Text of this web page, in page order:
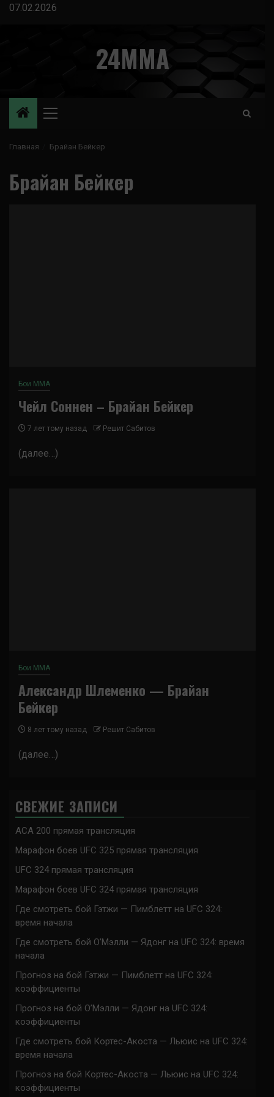
Перейти
07.02.2026
24MMA
Основное
Главная Брайан Бейкер
Брайан Бейкер
Бои ММА
Чейл Соннен – Брайан Бейкер
7 лет тому назад Решит Сабитов
(далее…)
Бои ММА
Александр Шлеменко — Брайан
Бейкер
8 лет тому назад Решит Сабитов
(далее…)
СВЕЖИЕ ЗАПИСИ
ACA 200 прямая трансляция
Марафон боев UFC 325 прямая трансляция
UFC 324 прямая трансляция
Марафон боев UFC 324 прямая трансляция
Где смотреть бой Гэтжи — Пимблетт на UFC 324:
время начала
Где смотреть бой О’Мэлли — Ядонг на UFC 324: время
начала
Прогноз на бой Гэтжи — Пимблетт на UFC 324:
коэффициенты
Прогноз на бой О’Мэлли — Ядонг на UFC 324:
коэффициенты
Где смотреть бой Кортес-Акоста — Льюис на UFC 324:
время начала
Прогноз на бой Кортес-Акоста — Льюис на UFC 324:
коэффициенты